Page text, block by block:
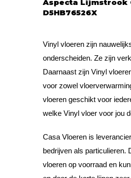
Aspecta Lijmstrook
D5HB76526X
Vinyl vloeren zijn
onderscheiden. Ze zijn
Daarnaast zijn Vinyl
voor zowel
vloeren geschikt voor
welke Vinyl vloer voor jou
Casa Vloeren is
bedrijven als particulieren.
vloeren op voorraad en